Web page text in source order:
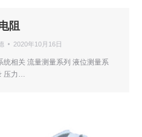
阻
2020年10月16日
相关 流量测量系列 液位测量系
压力…